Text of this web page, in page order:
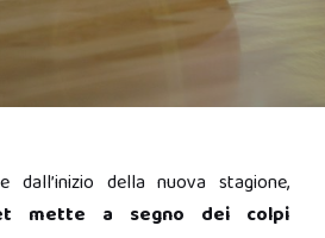
della nuova stagione,
mette a segno dei colpi